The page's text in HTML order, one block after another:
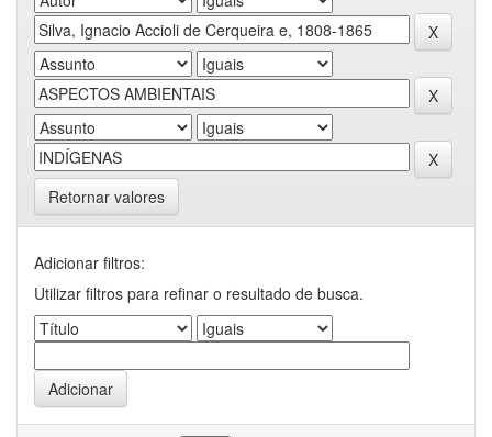
Retornar valores
Adicionar filtros:
Utilizar filtros para refinar o resultado de busca.